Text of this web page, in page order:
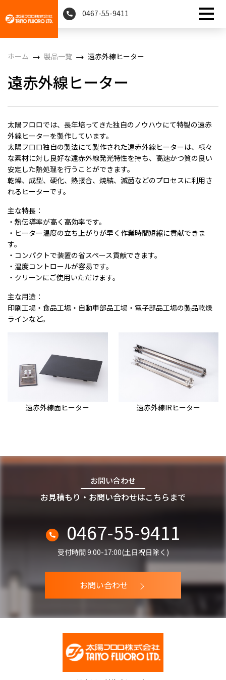
0467-55-9411
ホーム 製品一覧 遠赤外線ヒーター
遠赤外線ヒーター
太陽フロロでは、長年培ってきた独自のノウハウにて特製の遠赤
外線ヒーターを製作しています。
太陽フロロ独自の製法にて製作された遠赤外線ヒーターは、様々
な素材に対し良好な遠赤外線発光特性を持ち、高速かつ質の良い
安定した熱処理を行うことができます。
乾燥、成型、硬化、熱接合、焼結、滅菌などのプロセスに利用さ
れるヒーターです。
主な特長：
・熱伝導率が高く高効率です。
・ヒーター温度の立ち上がりが早く作業時間短縮に貢献できま
す。
・コンパクトで装置の省スペース貢献できます。
・温度コントロールが容易です。
・クリーンにご使用いただけます。
主な用途：
印刷工場・食品工場・自動車部品工場・電子部品工場の製品乾燥
ラインなど。
遠赤外線面ヒーター 遠赤外線IRヒーター
お問い合わせ
お見積もり・お問い合わせはこちらまで
0467-55-9411
受付時間 9:00-17:00(土日祝日除く)
お問い合わせ